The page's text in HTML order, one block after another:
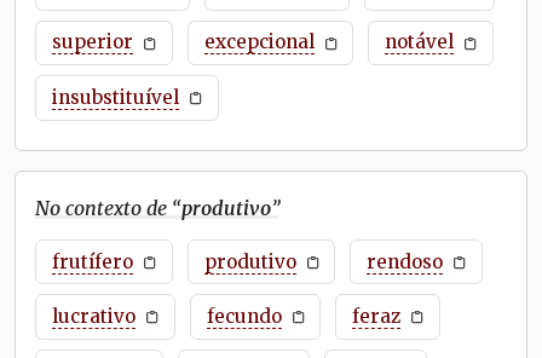
superior excepcional notável
insubstituível
No contexto de “produtivo”
frutífero produtivo rendoso
lucrativo fecundo feraz